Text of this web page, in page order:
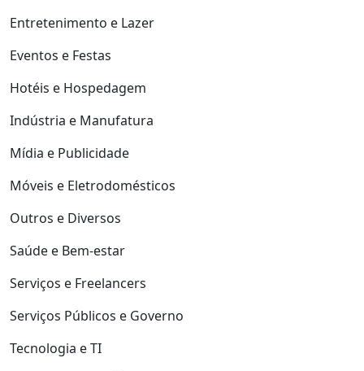
Entretenimento e Lazer
Eventos e Festas
Hotéis e Hospedagem
Indústria e Manufatura
Mídia e Publicidade
Móveis e Eletrodomésticos
Outros e Diversos
Saúde e Bem-estar
Serviços e Freelancers
Serviços Públicos e Governo
Tecnologia e TI